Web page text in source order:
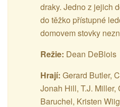
draky. Jedno z jejich
do těžko přístupné
domovem stovky
Režie: Dean DeBlois
Hrají: Gerard Butler,
Jonah Hill, T.J. Miller,
Baruchel, Kristen